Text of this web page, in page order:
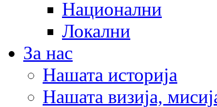
Национални
Локални
За нас
Нашата историја
Нашата визија,